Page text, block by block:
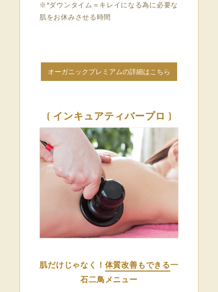
※*ダウンタイム＝キレイになる為に必要な
肌をお休みさせる時間
オーガニックプレミアムの詳細はこちら
{ インキュアティバープロ }
肌だけじゃなく！ 体質改善もできる一
石二鳥メニュー